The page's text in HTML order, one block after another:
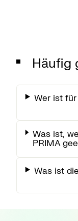
Häufig
Wer ist
Was ist,
PRIMA
Was ist